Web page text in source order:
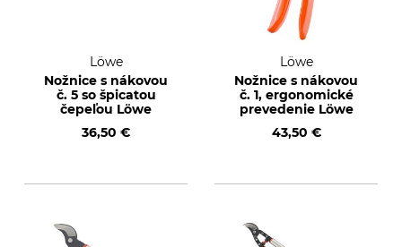
Löwe
Nožnice s nákovou
č. 5 so špicatou
čepeľou Löwe
36,50 €
Löwe
Nožnice s nákovou
č. 1, ergonomické
prevedenie Löwe
43,50 €